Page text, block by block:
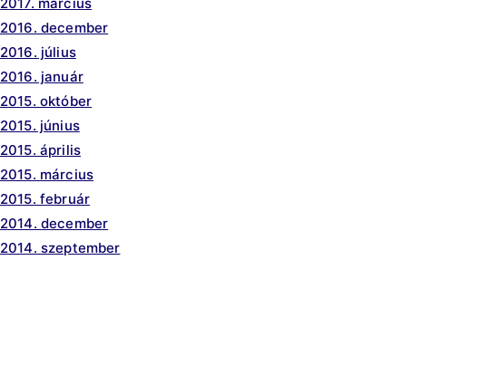
2016. december
2016. július
2016. január
2015. október
2015. június
2015. április
2015. március
2015. február
2014. december
2014. szeptember